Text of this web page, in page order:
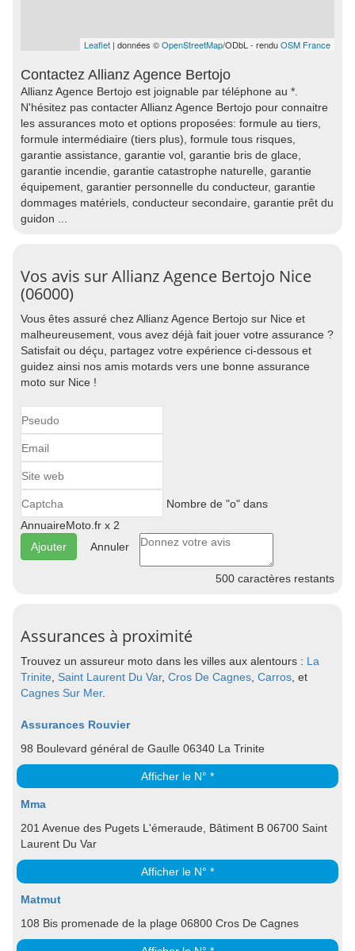
Leaflet | données ©OpenStreetMap/ODbL - renduOSM France
Contactez Allianz Agence Bertojo
Allianz Agence Bertojo est joignable par téléphone au *.
N'hésitez pas contacter Allianz Agence Bertojo pour connaitre
les assurances moto et options proposées: formule au tiers,
formule intermédiaire (tiers plus), formule tous risques,
garantie assistance, garantie vol, garantie bris de glace,
garantie incendie, garantie catastrophe naturelle, garantie
équipement, garantier personnelle du conducteur, garantie
dommages matériels, conducteur secondaire, garantie prêt du
guidon ...
Vos avis sur Allianz Agence Bertojo Nice
(06000)
Vous êtes assuré chez Allianz Agence Bertojo sur Nice et
malheureusement, vous avez déjà fait jouer votre assurance ?
Satisfait ou déçu, partagez votre expérience ci-dessous et
guidez ainsi nos amis motards vers une bonne assurance
moto sur Nice !
Nombre de "o" dans
AnnuaireMoto.fr x 2
Annuler
500 caractères restants
Assurances à proximité
Trouvez un assureur moto dans les villes aux alentours : La
Trinite
Saint Laurent Du Var, Cros De Cagnes Carros , et
Cagnes Sur Mer.
Assurances Rouvier
98 Boulevard général de Gaulle 06340 La Trinite
Afficher le N° *
Mma
201 Avenue des Pugets L'émeraude, Bâtiment B 06700 Saint
Laurent Du Var
Afficher le N° *
Matmut
108 Bis promenade de la plage 06800 Cros De Cagnes